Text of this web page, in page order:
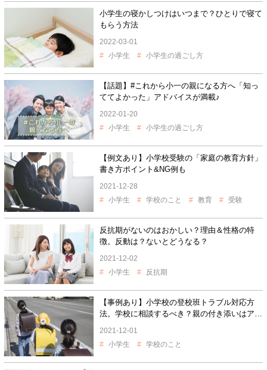
小学生の寝かしつけはいつまで？ひとりで寝て
もらう方法
2022-03-01
小学生
小学生の過ごし方
【話題】#これから小一の親になる方へ「知っ
ててよかった」アドバイスが満載♪
2022-01-20
小学生
小学生の過ごし方
【例文あり】小学校受験の「家庭の教育方針」
書き方ポイント&NG例も
2021-12-28
小学生
学校のこと 教育 受験
反抗期がないのはおかしい？理由＆性格の特
徴。反動は？ないとどうなる？
2021-12-02
小学生
反抗期
【事例あり】小学校の登校班トラブル対応方
法。学校に相談するべき？親の付き添いはア
2021-12-01
小学生
学校のこと